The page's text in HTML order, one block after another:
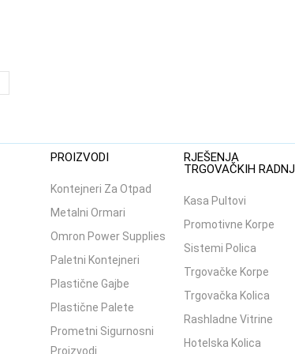
PROIZVODI
Kontejneri Za Otpad
Metalni Ormari
Omron Power Supplies
Paletni Kontejneri
Plastične Gajbe
Plastične Palete
Prometni Sigurnosni
Proizvodi
RJEŠENJA
TRGOVAČKIH RADNJI
Kasa Pultovi
Promotivne Korpe
Sistemi Polica
Trgovačke Korpe
Trgovačka Kolica
Rashladne Vitrine
Hotelska Kolica